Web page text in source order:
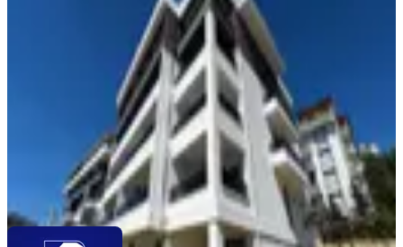
İzmit, Gündoğdu Mahallesi
4+1·180 m² ·1. Kat·04.08.2026
7.750.000 ₺
Turyap İzmit Cadde Temsilciliği Ramazan Doğru